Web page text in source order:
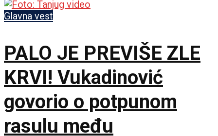
Glavna vest
PALO JE PREVIŠE ZLE
KRVI! Vukadinović
govorio o potpunom
rasulu među